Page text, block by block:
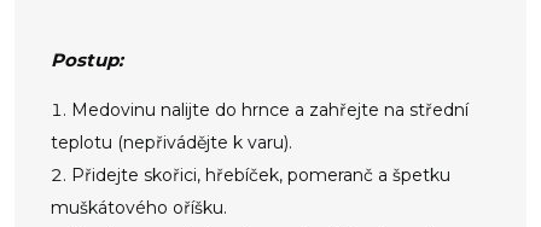
Postup:
Medovinu nalijte do hrnce a zahřejte na střední
teplotu (nepřivádějte k varu).
Přidejte skořici, hřebíček, pomeranč a špetku
muškátového oříšku.